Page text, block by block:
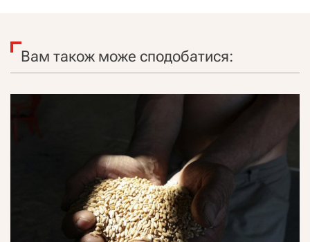
Вам також може сподобатися: